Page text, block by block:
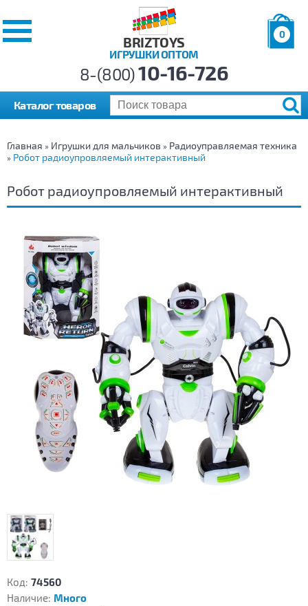
BRIZTOYS
ИГРУШКИ ОПТОМ
0
р.
8-(800)10-16-726
Каталог товаров
Главная » Игрушки для мальчиков » Радиоуправляемая техника
» Робот радиоупровляемый интерактивный
Робот радиоупровляемый интерактивный
Код: 74560
Наличие: Много